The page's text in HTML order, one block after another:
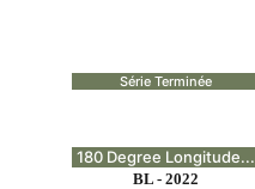
Série Terminée
180 Degree Longitude...
BL - 2022